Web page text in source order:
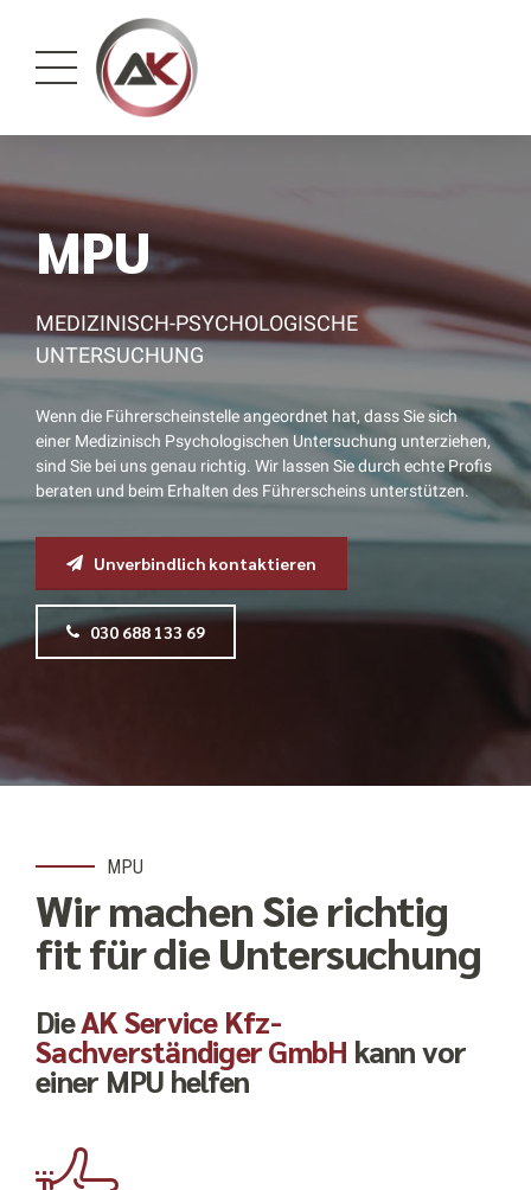
MPU
MEDIZINISCH-PSYCHOLOGISCHE
UNTERSUCHUNG
Wenn die Führerscheinstelle angeordnet hat, dass Sie sich
einer Medizinisch Psychologischen Untersuchung unterziehen,
sind Sie bei uns genau richtig. Wir lassen Sie durch echte Profis
beraten und beim Erhalten des Führerscheins unterstützen.
Unverbindlich kontaktieren
030 688 133 69
MPU
Wir machen Sie richtig
fit für die Untersuchung
DieAK Service Kfz-
Sachverständiger GmbH kann vor
einer MPU helfen